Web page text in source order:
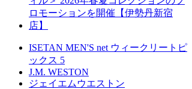
ISETAN MEN'S net ウィークリートピ
ックス 5
J.M. WESTON
ジェイエムウエストン